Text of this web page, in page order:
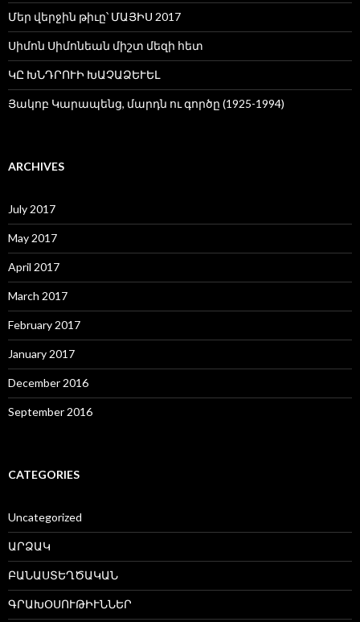
Մեր վերջին թիւը՝ ՄԱՅԻՍ 2017
Սիմոն Սիմոնեան միշտ մեզի հետ
ԿԸ ԽՆԴՐՈՒԻ ԽԱՉԱՁԵՒԵԼ
Յակոբ Կարապենց, մարդն ու գործը (1925-1994)
ARCHIVES
July 2017
May 2017
April 2017
March 2017
February 2017
January 2017
December 2016
September 2016
CATEGORIES
Uncategorized
ԱՐՁԱԿ
ԲԱՆԱՍՏԵՂԾԱԿԱՆ
ԳՐԱԽՕՍՈՒԹԻՒՆՆԵՐ